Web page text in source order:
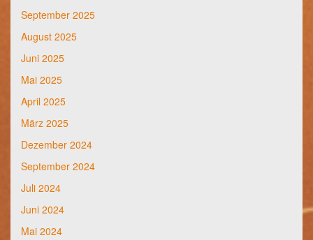
September 2025
August 2025
Juni 2025
Mai 2025
April 2025
März 2025
Dezember 2024
September 2024
Juli 2024
Juni 2024
Mai 2024